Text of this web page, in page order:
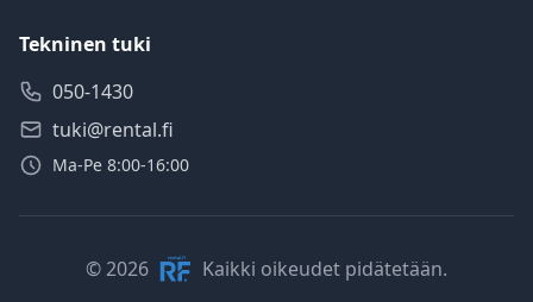
Tekninen tuki
050-1430
tuki@rental.fi
Ma-Pe 8:00-16:00
© 2026 Kaikki oikeudet pidätetään.